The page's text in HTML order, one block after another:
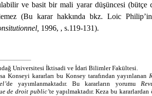
ve basit bir mali yarar düşüncesi (bütçe
(Bu karar hakkında bkz. Loic
1996, , s.119-131).
Universitesi İktisadi ve İdari Bilimler Fakültesi.
Konseyi kararları bu Konsey tarafından yayınlanan
de yayımlanmaktadır. Bu kararların yorumu
de droit public’te yapılmaktadır. Keza bu